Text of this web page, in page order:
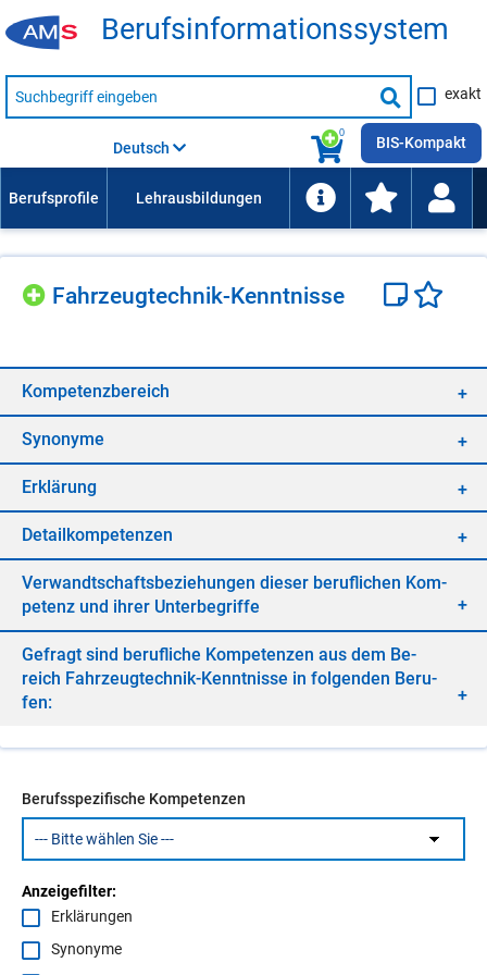
Be­rufs­in­for­ma­ti­ons­sys­tem
Suche
nach
Suche
starten
exakt
0
Deutsch BIS-Kompakt
Fahr­zeug­tech­nik-Kennt­nis­se
Kom­pe­tenz­be­reich
Syn­ony­me
Er­klä­rung
De­tail­kom­pe­ten­zen
Ver­wandt­schafts­be­zie­hun­gen die­ser be­ruf­li­chen Kom­
pe­tenz und ih­rer Un­ter­be­grif­fe
Ge­fragt sind be­ruf­li­che Kom­pe­ten­zen aus dem Be­
reich Fahr­zeug­tech­nik-Kennt­nis­se in fol­gen­den Be­ru­
fen:
Berufsspezifische Kompetenzen
Anzeigefilter:
Erklärungen
Synonyme